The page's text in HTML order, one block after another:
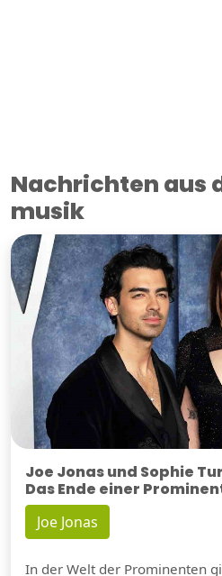
Nachrichten aus
musik
Joe Jonas und Sophie
Das Ende einer
Joe Jonas
In der Welt der Prominenten